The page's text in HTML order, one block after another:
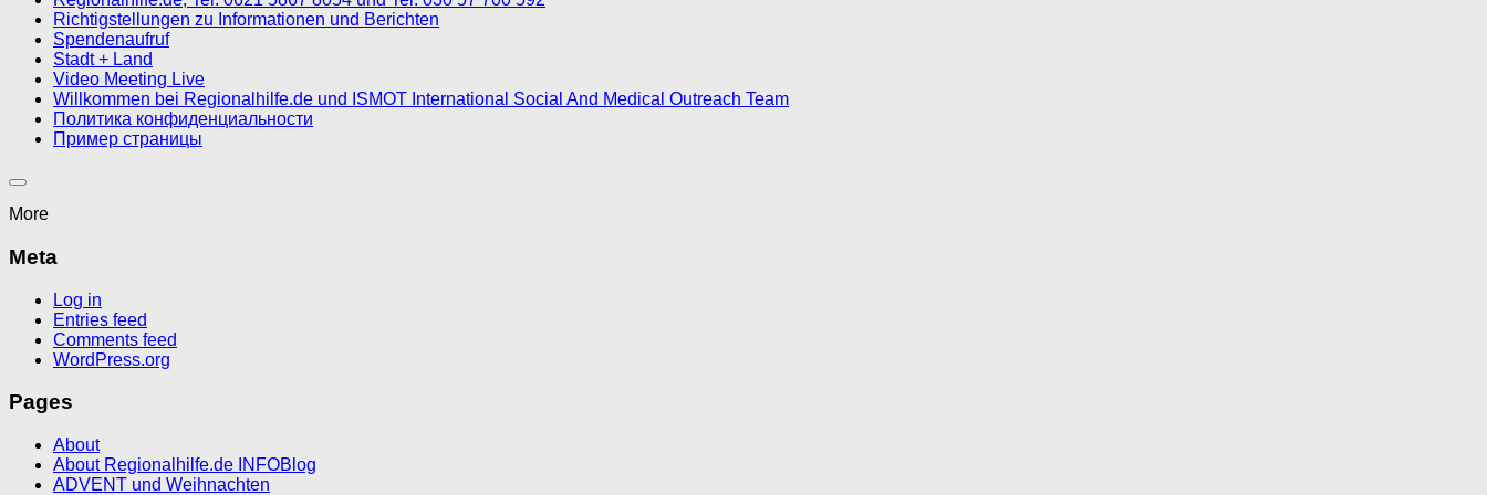
Richtigstellungen zu Informationen und Berichten
Spendenaufruf
Stadt + Land
Video Meeting Live
Willkommen bei Regionalhilfe.de und ISMOT International Social And Medical Outreach Team
Политика конфиденциальности
Пример страницы
More
Meta
Log in
Entries feed
Comments feed
WordPress.org
Pages
About
About Regionalhilfe.de INFOBlog
ADVENT und Weihnachten